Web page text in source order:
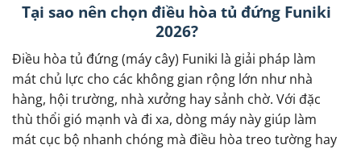
Tại sao nên chọn điều hòa tủ đứng Funiki
2026?
Điều hòa tủ đứng (máy cây) Funiki là giải pháp làm
mát chủ lực cho các không gian rộng lớn như nhà
hàng, hội trường, nhà xưởng hay sảnh chờ. Với đặc
thù thổi gió mạnh và đi xa, dòng máy này giúp làm
mát cục bộ nhanh chóng mà điều hòa treo tường hay